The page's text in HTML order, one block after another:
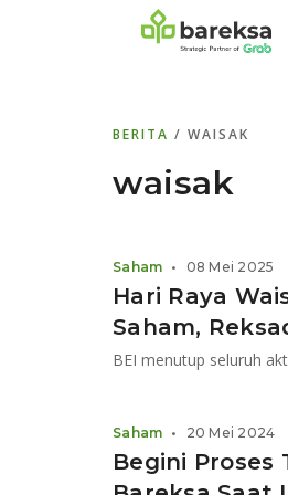
Transaksi
Bebas pilih
relatif stabil.
Menyediakan
Informasi
Kenali rekam
BERITA / WAISAK
waisak
Hari Raya
Saham,
Saham • 08 Mei 2025
Begini Proses
Saham • 20 Mei 2024